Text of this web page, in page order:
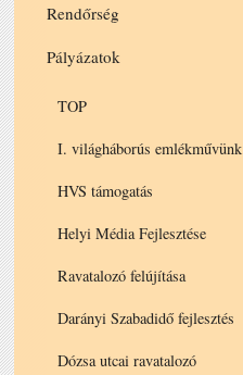
Rendőrség
Pályázatok
TOP
I. világháborús emlékművünk
HVS támogatás
Helyi Média Fejlesztése
Ravatalozó felújítása
Darányi Szabadidő fejlesztés
Dózsa utcai ravatalozó